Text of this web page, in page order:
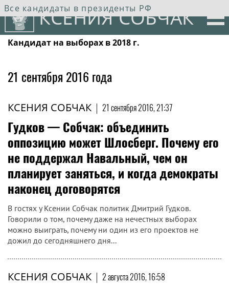
КСЕНИЯ СОБЧАК
Все кандидаты в президенты РФ
Кандидат на выборах в 2018 г.
21 сентября 2016 года
КСЕНИЯ СОБЧАК | 21 сентября 2016, 21:37
Гудков — Собчак: объединить
оппозицию может Шлосберг. Почему его
не поддержал Навальный, чем он
планирует заняться, и когда демократы
наконец договорятся
В гостях у Ксении Собчак политик Дмитрий Гудков.
Говорили о том, почему даже на нечестных выборах
можно выиграть, почему ни один из его проектов не
дожил до сегодняшнего дня...
КСЕНИЯ СОБЧАК | 2 августа 2016, 16:58